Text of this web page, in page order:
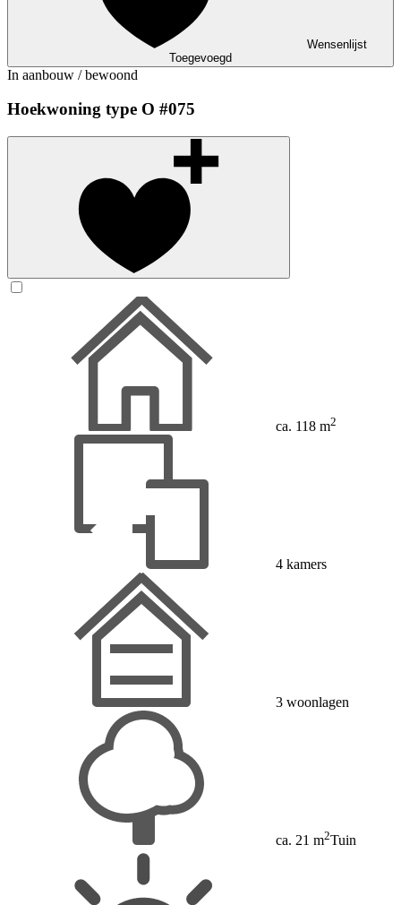
Wensenlijst
Toegevoegd
In aanbouw / bewoond
Hoekwoning type O #075
ca. 118 m2
4 kamers
3 woonlagen
ca. 21 m2Tuin